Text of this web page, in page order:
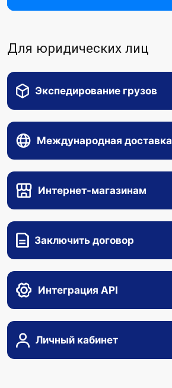
Для юридических лиц
Экспедирование грузов
Международная доставка
Интернет-магазинам
Заключить договор
Интеграция API
Личный кабинет